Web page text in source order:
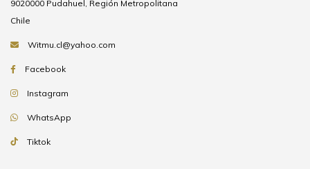
9020000 Pudahuel, Región Metropolitana
Chile
Witmu.cl@yahoo.com
Facebook
Instagram
WhatsApp
Tiktok